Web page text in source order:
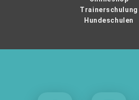
Trainerschulung
Hundeschulen